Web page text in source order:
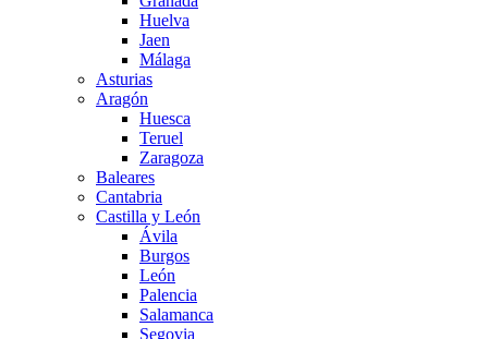
Huelva
Jaen
Málaga
Asturias
Aragón
Huesca
Teruel
Zaragoza
Baleares
Cantabria
Castilla y León
Ávila
Burgos
León
Palencia
Salamanca
Segovia